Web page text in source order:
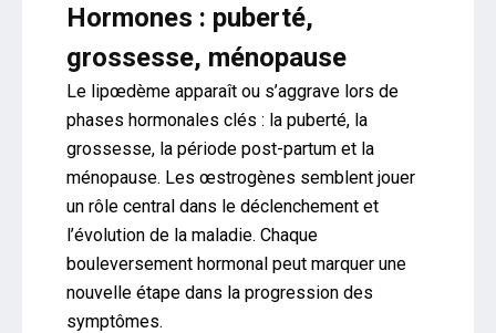
Hormones : puberté,
grossesse, ménopause
Le lipœdème apparaît ou s’aggrave lors de
phases hormonales clés : la puberté, la
grossesse, la période post-partum et la
ménopause. Les œstrogènes semblent jouer
un rôle central dans le déclenchement et
l’évolution de la maladie. Chaque
bouleversement hormonal peut marquer une
nouvelle étape dans la progression des
symptômes.